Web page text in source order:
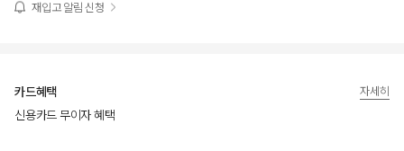
재입고 알림 신청
카드혜택
신용카드 무이자 혜택
자세히